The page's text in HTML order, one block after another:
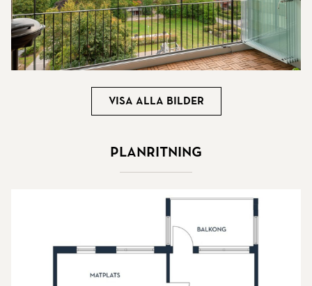
Visa alla bilder
Planritning